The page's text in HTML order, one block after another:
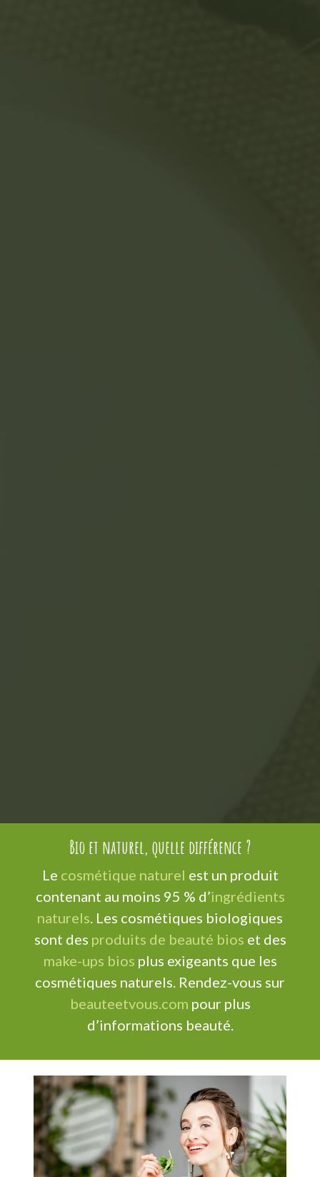
Bio et naturel, quelle différence ?
Le cosmétique naturel est un produit
contenant au moins 95 % d’ingrédients
naturels . Les cosmétiques biologiques
sont des produits de beauté bios et des
make-ups bios plus exigeants que les
cosmétiques naturels. Rendez-vous sur
beauteetvous.com pour plus
d’informations beauté.